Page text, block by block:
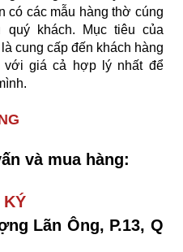
có các mẫu hàng thờ cúng
khách. Mục tiêu của
cung cấp đến khách hàng
với giá cả hợp lý nhất để
và mua hàng:
KÝ
Lãn Ông, P.13, Q